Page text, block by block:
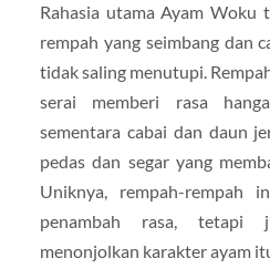
Rahasia utama Ayam Woku
rempah yang seimbang dan
tidak saling menutupi.
serai memberi rasa
sementara cabai dan daun
pedas dan segar yang
Uniknya, rempah-rempah
penambah rasa, tetapi
menonjolkan karakter ayam